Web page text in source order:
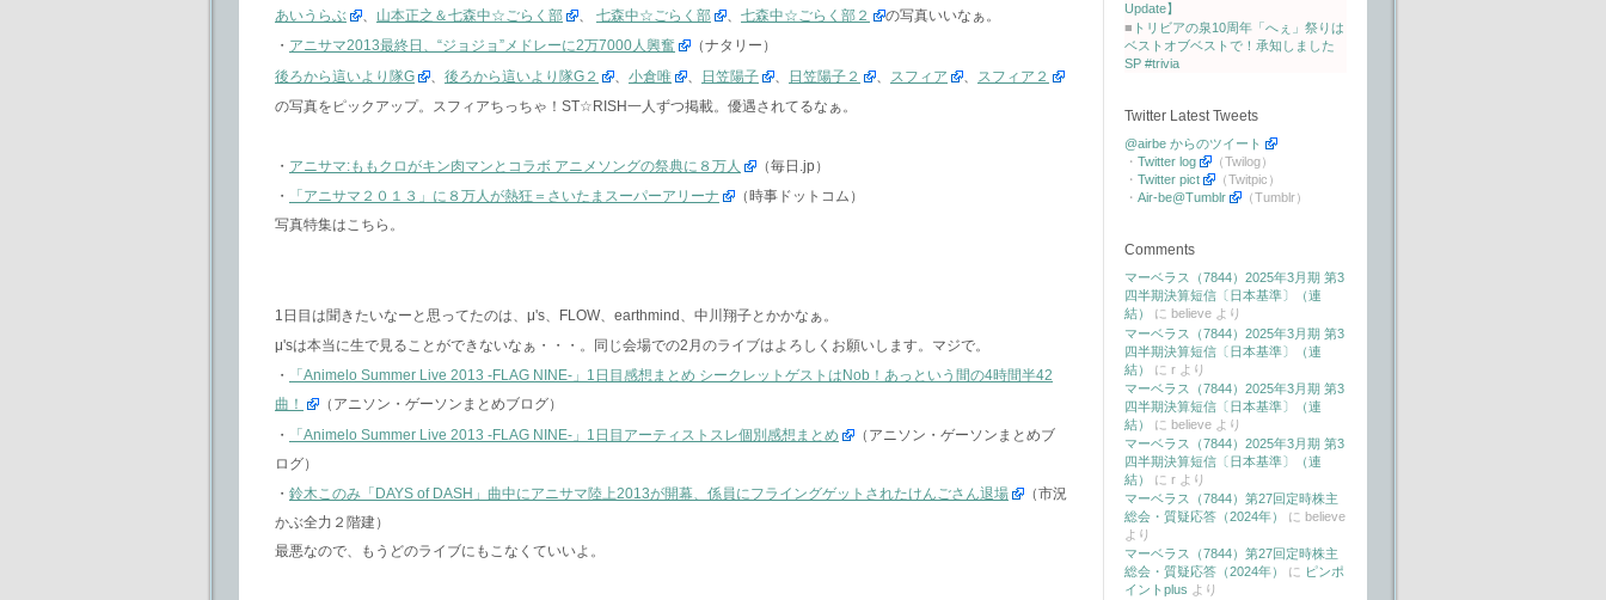
あいうらぶ
、 山本正之＆七森中☆ごらく部 、 七森中☆ごらく部 、 七森中☆ごらく部２
の写真いいなぁ。
・ アニサマ2013最終日、“ジョジョ”メドレーに2万7000人興奮
（ナタリー）
後ろから這いより隊G
後ろから這いより隊G２ 小倉唯 日笠陽子 日笠陽子２ スフィア
スフィア２
の写真をピックアップ。スフィアちっちゃ！ST☆RISH一人ずつ掲載。優遇されてるなぁ。
・ アニサマ:ももクロがキン肉マンとコラボ アニメソングの祭典に８万人
（毎日.jp）
・
「アニサマ２０１３」に８万人が熱狂＝さいたまスーパーアリーナ
（時事ドットコム）
写真特集はこちら。
1日目は聞きたいなーと思ってたのは、μ's、FLOW、earthmind、中川翔子とかかなぁ。
μ'sは本当に生で見ることができないなぁ・・・。同じ会場での2月のライブはよろしくお願いします。マジで。
・
「Animelo Summer Live 2013 -FLAG NINE-」1日目感想まとめ シークレットゲストはNob！あっという間の4時間半42
曲！
（アニソン・ゲーソンまとめブログ）
・
「Animelo Summer Live 2013 -FLAG NINE-」1日目アーティストスレ個別感想まとめ
（アニソン・ゲーソンまとめブ
ログ）
・ 鈴木このみ「DAYS of DASH」曲中にアニサマ陸上2013が開幕、係員にフライングゲットされたけんごさん退場
（市況
かぶ全力２階建）
最悪なので、もうどのライブにもこなくていいよ。
Update】
■ トリビアの泉10周年「へぇ」祭りは
ベストオブベストで！承知しました
SP #trivia
Twitter Latest Tweets
@airbe からのツイート
・ Twitter log
（Twilog）
・ Twitter pict
（Twitpic）
・ Air-be@Tumblr （Tumblr）
Comments
マーベラス（7844）2025年3月期 第3
四半期決算短信〔日本基準〕（連
結）
に believe より
マーベラス（7844）2025年3月期 第3
四半期決算短信〔日本基準〕（連
結）
に r より
マーベラス（7844）2025年3月期 第3
四半期決算短信〔日本基準〕（連
結）
に believe より
マーベラス（7844）2025年3月期 第3
四半期決算短信〔日本基準〕（連
結）
に r より
マーベラス（7844）第27回定時株主
総会・質疑応答（2024年）
に believe
より
マーベラス（7844）第27回定時株主
総会・質疑応答（2024年）
に ピンポ
イントplus より